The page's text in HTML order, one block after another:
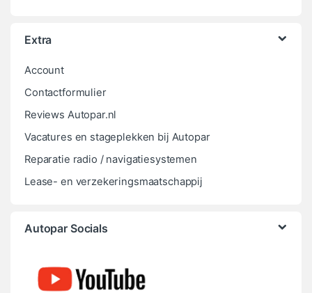
Extra
Account
Contactformulier
Reviews Autopar.nl
Vacatures en stageplekken bij Autopar
Reparatie radio / navigatiesystemen
Lease- en verzekeringsmaatschappij
Autopar Socials